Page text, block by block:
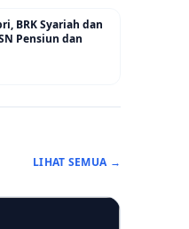
BRK Syariah dan
Pensiun dan
LIHAT SEMUA →